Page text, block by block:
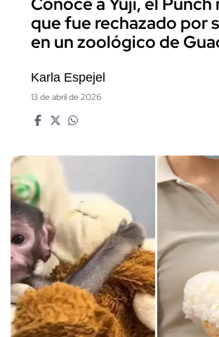
que fue rechazado por
en un zoológico de
Karla Espejel
13 de abril de 2026